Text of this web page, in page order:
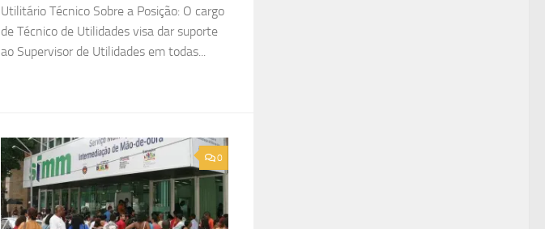
Utilitário Técnico Sobre a Posição: O cargo
de Técnico de Utilidades visa dar suporte
ao Supervisor de Utilidades em todas...
0